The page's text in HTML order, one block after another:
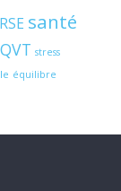
RSE santé
stress
équilibre